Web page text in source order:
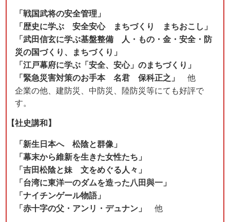
「戦国武将の安全管理」
「歴史に学ぶ 安全安心 まちづくり まちおこし」
「武田信玄に学ぶ基盤整備 人・もの・金・安全・防
災の国づくり、まちづくり」
「江戸幕府に学ぶ「安全、安心」のまちづくり」
「緊急災害対策のお手本 名君 保科正之」
他
企業の他、建防災、中防災、陸防災等にても好評で
す。
【社史講和】
「新生日本へ 松陰と群像」
「幕末から維新を生きた女性たち」
「吉田松陰と妹 文をめぐる人々」
「台湾に東洋一のダムを造った八田與一」
「ナイチンゲール物語」
「赤十字の父・アンリ・デュナン」
他